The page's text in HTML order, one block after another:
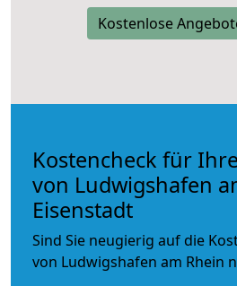
Kostenlose
Kostencheck für
von Ludwigshafen
Eisenstadt
Sind Sie neugierig auf die
von Ludwigshafen am Rhein